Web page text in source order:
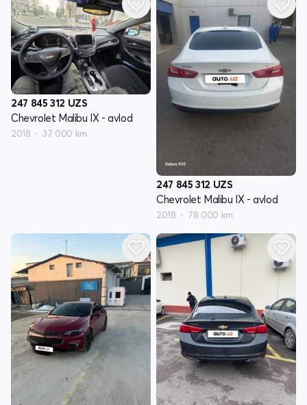
247 845 312 UZS
Chevrolet Malibu IX - avlod
2018 37 000 km
247 845 312 UZS
Chevrolet Malibu IX - avlod
2018 78 000 km